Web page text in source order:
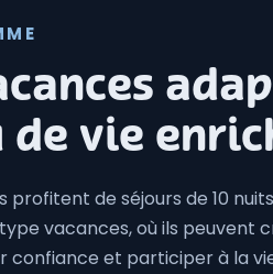
vie
profitent de séjours de 10
vacances, où ils peuvent
confiance et participer à la